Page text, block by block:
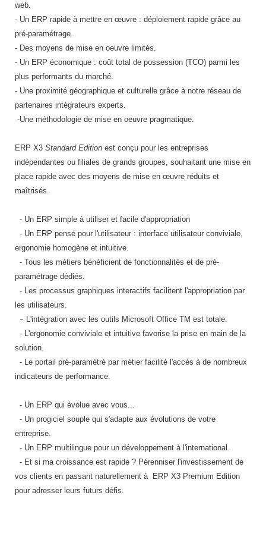
Mobilier fumeurs
Mobilier gabion
Mobilier pour cimetière
Mobilier urbain solaire
Panneaux brise vue
Ponton
Potelets et bornes urbaines
Protection arbres
Signalisation routière
Table de pique nique
Outillage jardin
Panneaux et affichages pour
magasin
PLV pour magasin
Présentoirs pour magasin
Rasage pour homme
Rayonnages pour magasin
Sac shopping
Thermomètre de mesure
Ustensile cuisine professionnel
Vêtements personnalisés
Vitrines pour magasin
Matériel électrique
Mesure et contrôle
Outillage à main
Outillage électrique
Pistolet professionnel
Portes industrielles
Sas de confinement
Signalétique industrielle
Tables pour atelier
Techniques
Traitement de l'air
Traitement des eaux
Trancheuse professionnelle
Transformateur électrique
Tuyau flexible
Tuyau galvanisé
Tuyau renforcé
Ventilateurs et aération d'atelier
Panneaux et signalétiques de
nettoyage
Poubelles et portes sacs
Produits d'essuyage
Produits de nettoyage
professionnels
Produits pour lave vaisselle
Protection anti-inondation
Robots de nettoyage
Savons et soins du corps
Tapis de bureau
Tapis et caillebotis
Traitement des surfaces
Traitement du linge
Equipement multisport
Equipement paintball
Equipement pour trottinette
Equipement pour vélo
Equipement rugby
Equipement sport de combat
Equipement tennis
Equipement Tir à l'arc
Equipement Tir au fusil
Equipement volley ball
Equipements de football
Equipements de karting
Equipements pour patinage
Equipements pour roller
Equipements pour stade et terrain
sportif
Jeu gymnique
Loisirs
Machines à café professionnelles
Machines d'emballage alimentaire
Marmites professionnelles
Matériel boulangerie pâtisserie
Matériel découpe de cuisine
Matériel pizzeria
Matériels d'hygiène pour restaurant
Meuble inox de cuisine
Mixeurs et blenders professionnels
Mobilier self service
Pétrin professionnel
Piano de cuisson
Plats et plateaux
Pompes à sauce
Présentoir pour restaurant
Réchaud professionnel
Réfrigérateur professionnel
Restauration foraine
Outillage BTP
Peinture
Plafond
Protections murales
Réparation de sol
Sécurité du chantier
Signalisations de chantier
Tapis agricoles
Services juridiques
Téléphone portable
Téléphonie pour entreprise
Transport
Travaux agricoles
Travaux maison
Véhicules professionnels
web.
- Un ERP rapide à mettre en œuvre : déploiement rapide grâce au
pré-paramétrage.
- Des moyens de mise en oeuvre limités.
- Un ERP économique : coût total de possession (TCO) parmi les
plus performants du marché.
- Une proximité géographique et culturelle grâce à notre réseau de
partenaires intégrateurs experts.
-Une méthodologie de mise en oeuvre pragmatique.
ERP X3 Standard Edition est conçu pour les entreprises
indépendantes ou filiales de grands groupes , souhaitant une mise en
place rapide avec des moyens de mise en œuvre réduits et
maîtrisés.
- Un ERP simple à utiliser et facile d'appropriation
- Un ERP pensé pour l'utilisateur : interface utilisateur conviviale,
ergonomie homogène et intuitive.
- Tous les métiers bénéficient de fonctionnalités et de pré-
paramétrage dédiés.
- Les processus graphiques interactifs facilitent l'appropriation par
les utilisateurs.
- L'intégration avec les outils Microsoft Office TM est totale.
- L'ergonomie conviviale et intuitive favorise la prise en main de la
solution.
- Le portail pré-paramétré par métier facilité l'accès à de nombreux
indicateurs de performance.
- Un ERP qui évolue avec vous...
- Un progiciel souple qui s'adapte aux évolutions de votre
entreprise.
- Un ERP multilingue pour un développement à l'international.
- Et si ma croissance est rapide ? Pérenniser l'investissement de
vos clients en passant naturellement à ERP X3 Premium Edition
pour adresser leurs futurs défis.